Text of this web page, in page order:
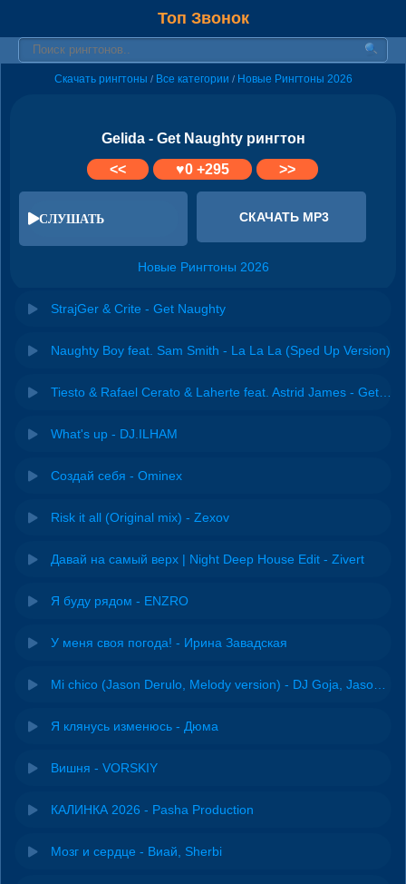
Топ Звонок
Скачать рингтоны / Все категории / Новые Рингтоны 2026
Gelida - Get Naughty рингтон
<<
♥0+295 >>
СЛУШАТЬ СКАЧАТЬ MP3
Новые Рингтоны 2026
StrajGer & Crite - Get Naughty
Naughty Boy feat. Sam Smith - La La La (Sped Up Version)
What's up - DJ.ILHAM
Создай себя - Ominex
Risk it all (Original mix) - Zexov
Давай на самый верх | Night Deep House Edit - Zivert
Я буду рядом - ENZRO
У меня своя погода! - Ирина Завадская
Я клянусь изменюсь - Дюма
Вишня - VORSKIY
КАЛИНКА 2026 - Pasha Production
Мозг и сердце - Виай, Sherbi